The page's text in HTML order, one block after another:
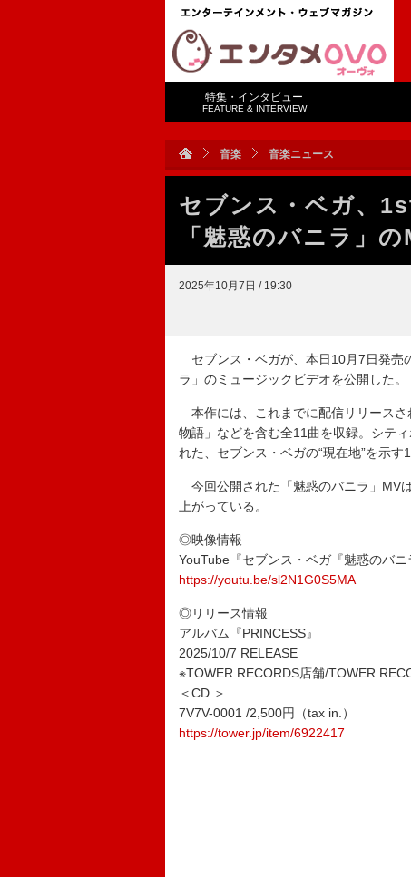
特集・インタビュー
FEATURE & INTERVIEW
音楽 音楽ニュース
セブンス・ベガ、
「魅惑のバニラ」の
2025年10月7日 / 19:30
セブンス・ベガが、本日10月7日発売
ラ」のミュージックビデオを公開した。
本作には、これまでに配信リリース
物語」などを含む全11曲を収録。シテ
れた、セブンス・ベガの“現在地”を示す
今回公開された「魅惑のバニラ」MV
上がっている。
◎映像情報
YouTube『セブンス・ベガ『魅惑のバニ
https://youtu.be/sl2N1G0S5MA
◎リリース情報
アルバム『PRINCESS』
2025/10/7 RELEASE
※TOWER RECORDS店舗/TOWER
＜CD ＞
7V7V-0001 /2,500円（tax in.）
https://tower.jp/item/6922417